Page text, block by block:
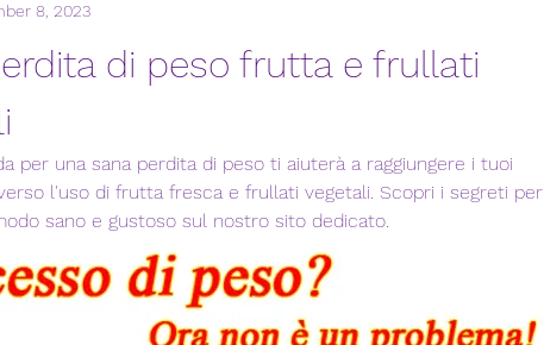
8, 2023
di peso frutta e frullati
per una sana perdita di peso ti aiuterà a raggiungere i tuoi
l'uso di frutta fresca e frullati vegetali. Scopri i segreti per
sano e gustoso sul nostro sito dedicato.